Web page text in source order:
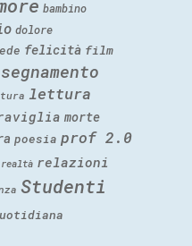
bambino
dolore
felicità film
lettura
morte
poesia prof 2.0
realtà relazioni
Studenti